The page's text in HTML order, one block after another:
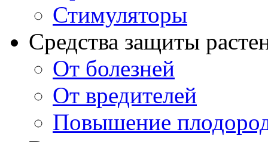
Стимуляторы
Средства защиты
От болезней
От вредителей
Повышение